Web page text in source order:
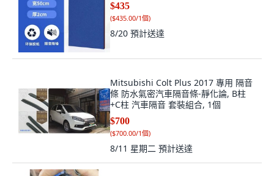
$435
($435.00/1個)
8/20 預計送達
Mitsubishi Colt Plus 2017 專用 隔音
條 防水氣密汽車隔音條-靜化論, B柱
+C柱 汽車隔音 套裝組合, 1個
$700
($700.00/1個)
8/11 星期二 預計送達